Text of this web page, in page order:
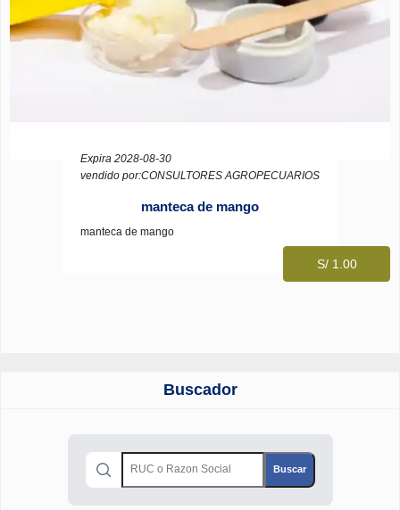
Expira 2028-08-30
vendido por:CONSULTORES AGROPECUARIOS
manteca de mango
manteca de mango
S/ 1.00
Buscador